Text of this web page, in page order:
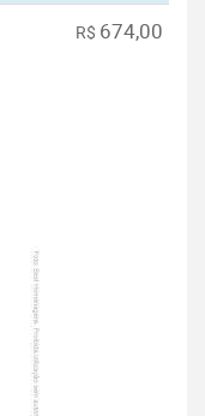
R$ 674,00